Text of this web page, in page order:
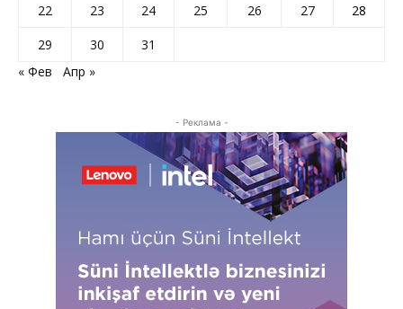
22
23 24 25 26 27
28
29
30
31
« Фев
Апр »
- Реклама -